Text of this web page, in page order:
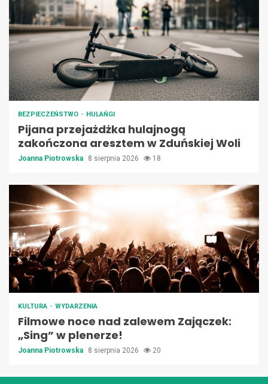
BEZPIECZEŃSTWO HULAŃGI
Pijana przejażdżka hulajnogą
zakończona aresztem w Zduńskiej Woli
Joanna Piotrowska 8 sierpnia 2026 18
KULTURA WYDARZENIA
Filmowe noce nad zalewem Zajączek:
„Sing” w plenerze!
Joanna Piotrowska 8 sierpnia 2026 20